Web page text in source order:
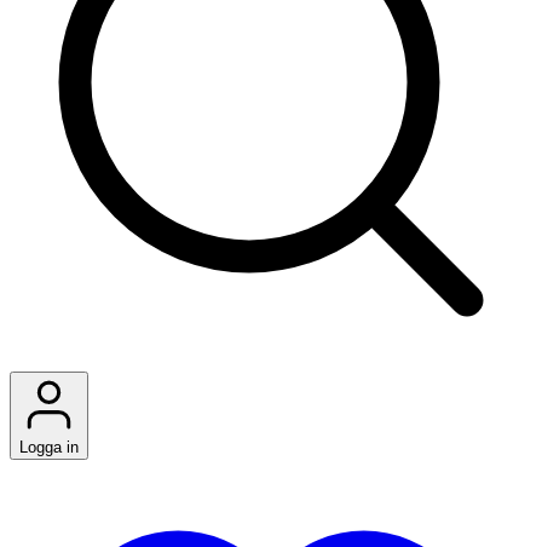
Logga in